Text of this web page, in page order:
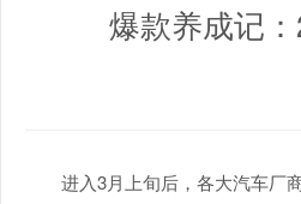
爆款养成记
进入3月上旬后，各大汽车厂